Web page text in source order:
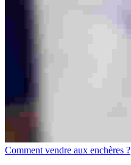
Comment vendre aux enchères ?